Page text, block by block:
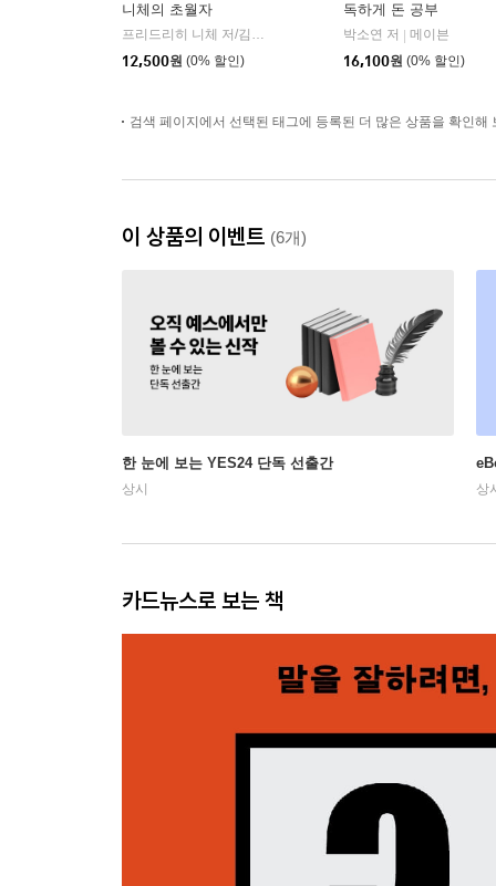
니체의 초월자
프리드리히 니체 저/김철 편역
12,500원 (0% 할인)
독하게 돈 공부
박소연 저
메이븐
16,100원 (0% 할인)
검색 페이지에서 선택된 태그에 등록된 더 많은 상품을 확인해
이 상품의 이벤트 (6개)
한 눈에 보는 YES24 단독 선출간
상시 상
카드뉴스로 보는 책